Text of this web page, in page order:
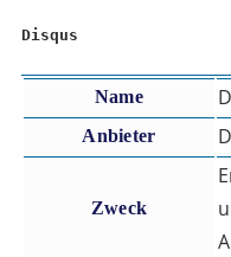
Disqus
Name
Anbieter
Zweck